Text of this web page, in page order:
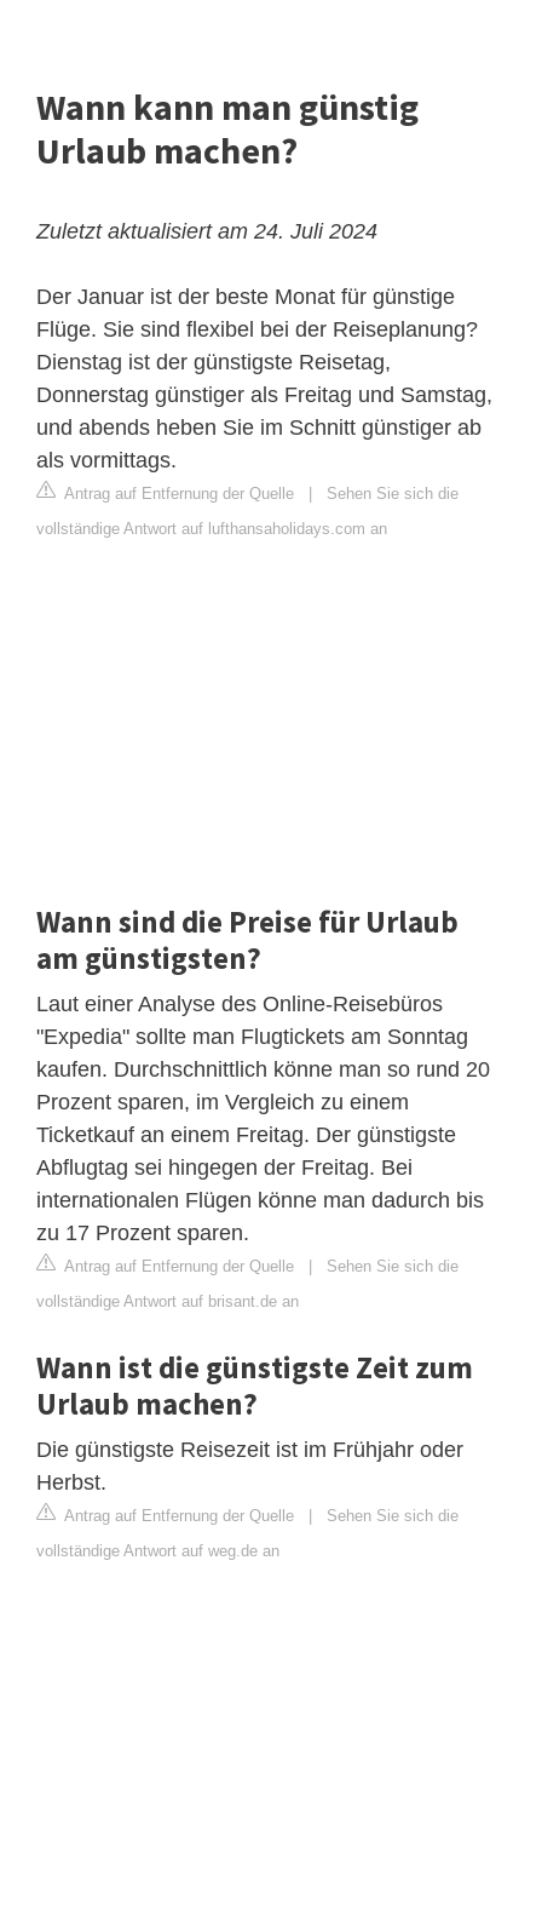
Wann kann man günstig
Urlaub machen?
Zuletzt aktualisiert am 24. Juli 2024
Der Januar ist der beste Monat für günstige
Flüge. Sie sind flexibel bei der Reiseplanung?
Dienstag ist der günstigste Reisetag,
Donnerstag günstiger als Freitag und Samstag,
und abends heben Sie im Schnitt günstiger ab
als vormittags.
Antrag auf Entfernung der Quelle
Sehen Sie sich die
vollständige Antwort auf lufthansaholidays.com an
Wann sind die Preise für Urlaub
am günstigsten?
Laut einer Analyse des Online-Reisebüros
"Expedia" sollte man Flugtickets am Sonntag
kaufen. Durchschnittlich könne man so rund 20
Prozent sparen, im Vergleich zu einem
Ticketkauf an einem Freitag. Der günstigste
Abflugtag sei hingegen der Freitag. Bei
internationalen Flügen könne man dadurch bis
zu 17 Prozent sparen.
Antrag auf Entfernung der Quelle
Sehen Sie sich die
vollständige Antwort auf brisant.de an
Wann ist die günstigste Zeit zum
Urlaub machen?
Die günstigste Reisezeit ist im Frühjahr oder
Herbst.
Antrag auf Entfernung der Quelle
Sehen Sie sich die
vollständige Antwort auf weg.de an